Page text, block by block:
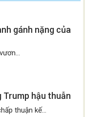
gánh nặng của
Trump hậu thuẫn
thuận kế...